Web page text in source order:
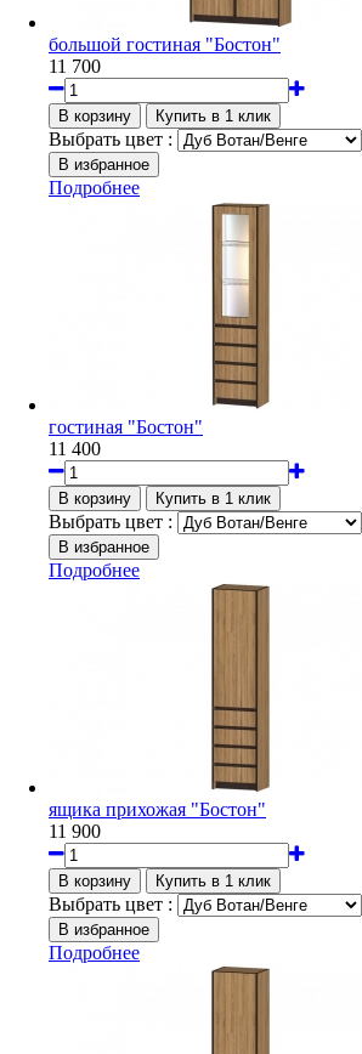
большой гостиная "Бостон"
11 700
Выбрать цвет :
Подробнее
гостиная "Бостон"
11 400
Выбрать цвет :
Подробнее
ящика прихожая "Бостон"
11 900
Выбрать цвет :
Подробнее